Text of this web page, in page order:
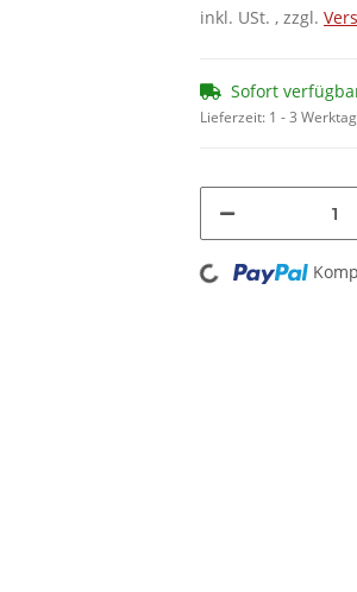
inkl. USt. , zzgl.
Sofort
Lieferzeit: 1 - 3
Loading...